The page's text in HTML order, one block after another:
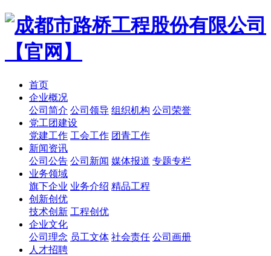
首页
企业概况
公司简介 公司领导 组织机构 公司荣誉
党工团建设
党建工作 工会工作 团青工作
新闻资讯
公司公告 公司新闻 媒体报道 专题专栏
业务领域
旗下企业 业务介绍 精品工程
创新创优
技术创新 工程创优
企业文化
公司理念 员工文体 社会责任 公司画册
人才招聘